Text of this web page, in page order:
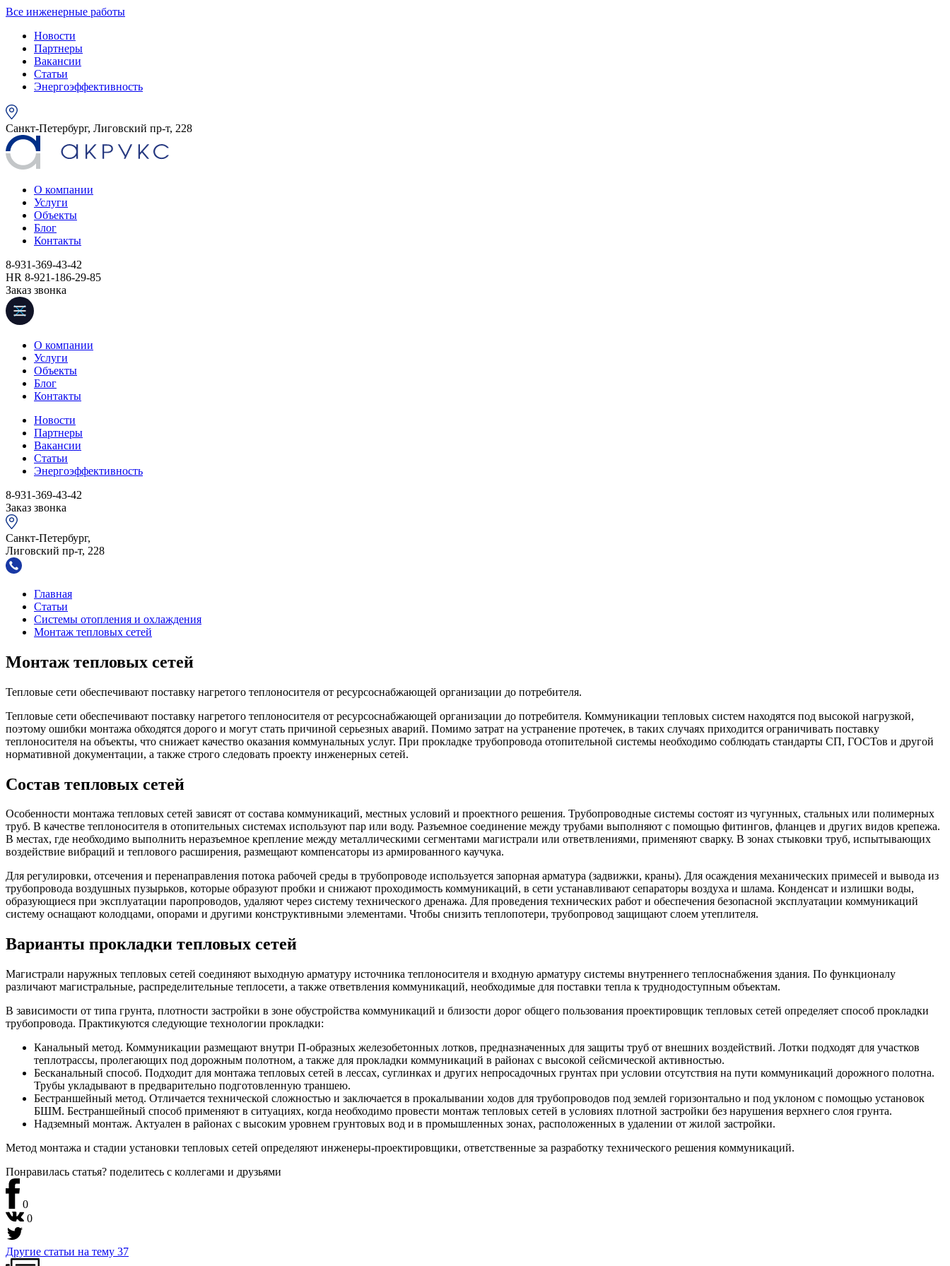
Все инженерные работы
Новости
Партнеры
Вакансии
Статьи
Энергоэффективность
Санкт-Петербург, Лиговский пр-т, 228
О компании
Услуги
Объекты
Блог
Контакты
8-931-369-43-42
HR 8-921-186-29-85
Заказ звонка
О компании
Услуги
Объекты
Блог
Контакты
Новости
Партнеры
Вакансии
Статьи
Энергоэффективность
8-931-369-43-42
Заказ звонка
Санкт-Петербург,
Лиговский пр-т, 228
Главная
Статьи
Системы отопления и охлаждения
Монтаж тепловых сетей
Монтаж тепловых сетей
Тепловые сети обеспечивают поставку нагретого теплоносителя от ресурсоснабжающей организации до потребителя.
Тепловые сети обеспечивают поставку нагретого теплоносителя от ресурсоснабжающей организации до потребителя. Коммуникации тепловых систем находятся под высокой нагрузкой,
поэтому ошибки монтажа обходятся дорого и могут стать причиной серьезных аварий. Помимо затрат на устранение протечек, в таких случаях приходится ограничивать поставку
теплоносителя на объекты, что снижает качество оказания коммунальных услуг. При прокладке трубопровода отопительной системы необходимо соблюдать стандарты СП, ГОСТов и другой
нормативной документации, а также строго следовать проекту инженерных сетей.
Состав тепловых сетей
Особенности монтажа тепловых сетей зависят от состава коммуникаций, местных условий и проектного решения. Трубопроводные системы состоят из чугунных, стальных или полимерных
труб. В качестве теплоносителя в отопительных системах используют пар или воду. Разъемное соединение между трубами выполняют с помощью фитингов, фланцев и других видов крепежа.
В местах, где необходимо выполнить неразъемное крепление между металлическими сегментами магистрали или ответвлениями, применяют сварку. В зонах стыковки труб, испытывающих
воздействие вибраций и теплового расширения, размещают компенсаторы из армированного каучука.
Для регулировки, отсечения и перенаправления потока рабочей среды в трубопроводе используется запорная арматура (задвижки, краны). Для осаждения механических примесей и вывода из
трубопровода воздушных пузырьков, которые образуют пробки и снижают проходимость коммуникаций, в сети устанавливают сепараторы воздуха и шлама. Конденсат и излишки воды,
образующиеся при эксплуатации паропроводов, удаляют через систему технического дренажа. Для проведения технических работ и обеспечения безопасной эксплуатации коммуникаций
систему оснащают колодцами, опорами и другими конструктивными элементами. Чтобы снизить теплопотери, трубопровод защищают слоем утеплителя.
Варианты прокладки тепловых сетей
Магистрали наружных тепловых сетей соединяют выходную арматуру источника теплоносителя и входную арматуру системы внутреннего теплоснабжения здания. По функционалу
различают магистральные, распределительные теплосети, а также ответвления коммуникаций, необходимые для поставки тепла к труднодоступным объектам.
В зависимости от типа грунта, плотности застройки в зоне обустройства коммуникаций и близости дорог общего пользования проектировщик тепловых сетей определяет способ прокладки
трубопровода. Практикуются следующие технологии прокладки:
Канальный метод. Коммуникации размещают внутри П-образных железобетонных лотков, предназначенных для защиты труб от внешних воздействий. Лотки подходят для участков
теплотрассы, пролегающих под дорожным полотном, а также для прокладки коммуникаций в районах с высокой сейсмической активностью.
Бесканальный способ. Подходит для монтажа тепловых сетей в лессах, суглинках и других непросадочных грунтах при условии отсутствия на пути коммуникаций дорожного полотна.
Трубы укладывают в предварительно подготовленную траншею.
Бестраншейный метод. Отличается технической сложностью и заключается в прокалывании ходов для трубопроводов под землей горизонтально и под уклоном с помощью установок
БШМ. Бестраншейный способ применяют в ситуациях, когда необходимо провести монтаж тепловых сетей в условиях плотной застройки без нарушения верхнего слоя грунта.
Надземный монтаж. Актуален в районах с высоким уровнем грунтовых вод и в промышленных зонах, расположенных в удалении от жилой застройки.
Метод монтажа и стадии установки тепловых сетей определяют инженеры-проектировщики, ответственные за разработку технического решения коммуникаций.
Понравилась статья? поделитесь с коллегами и друзьями
0
0
Другие статьи на тему 37